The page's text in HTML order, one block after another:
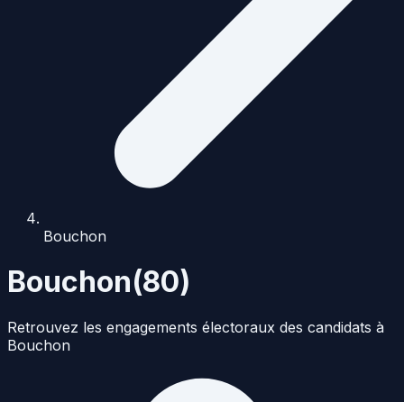
Bouchon
Bouchon(80)
Retrouvez les engagements électoraux des candidats à
Bouchon